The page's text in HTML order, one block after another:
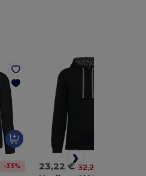
-33% 23,22 € 32,26 €